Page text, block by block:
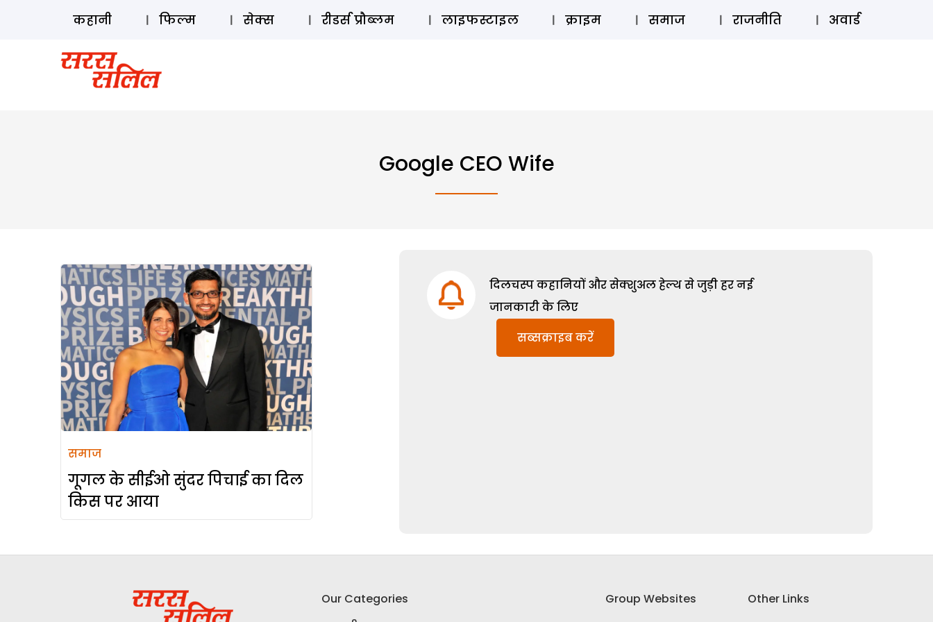
ऑडियो स्टोरी लॉग इन ⚲ SUBSCRIBE
कहानी फिल्म सेक्स रीडर्स प्रौब्लम लाइफस्टाइल क्राइम समाज राजनीति अवार्ड
Google CEO Wife
समाज
गूगल के सीईओ सुंदर पिचाई का दिल
किस पर आया
दिलचस्प कहानियों और सेक्शुअल हेल्थ से जुड़ी हर नई
जानकारी के लिए
सब्सक्राइब करें
Our Categories
Group Websites
Other Links